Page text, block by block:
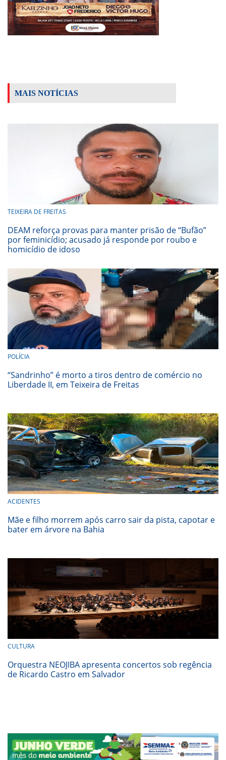
MAIS NOTÍCIAS
TEIXEIRA DE FREITAS
DEAM reforça provas para manter prisão de “Bufão”
por feminicídio; acusado já responde por roubo e
homicídio de idoso
POLÍCIA
“Sandrinho” é morto a tiros dentro de comércio no
Liberdade II, em Teixeira de Freitas
ACIDENTES
Mãe e filho morrem após carro sair da pista, capotar e
bater em árvore na Bahia
CULTURA
Orquestra NEOJIBA apresenta concertos sob regência
de Ricardo Castro em Salvador